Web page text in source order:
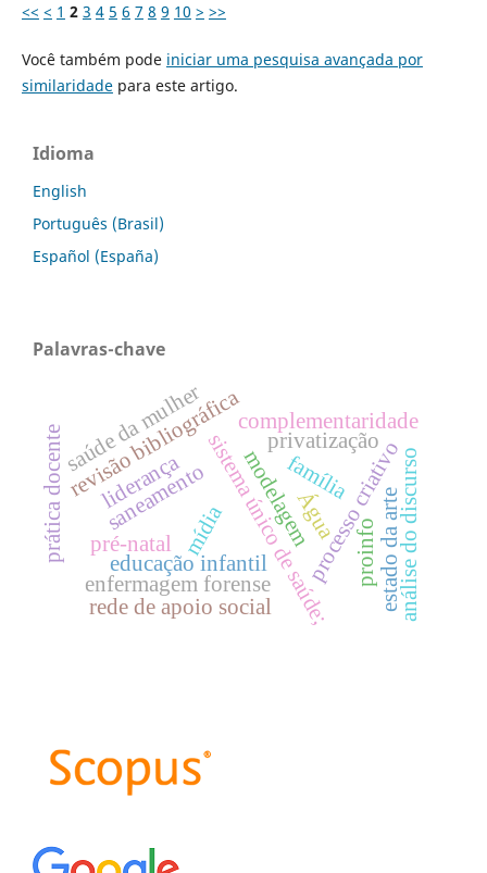
<< < 1 2 3 4 5 6 7 8 9 10 > >>
Você também pode iniciar uma pesquisa avançada por
similaridadepara este artigo.
Idioma
English
Português (Brasil)
Español (España)
Palavras-chave
saneamentosistema único de saúde;
educação infantil
revisão bibliográfica processo criativo
modelagem
privatização
Água análise do discurso
mídia proinfo
prática docente
enfermagem forense
rede de apoio social
saúde da mulher complementaridade
liderança
pré-natal
família
estado da arte